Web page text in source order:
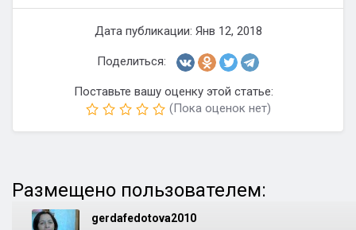
Дата публикации: Янв 12, 2018
Поделиться:
Поставьте вашу оценку этой статье:
(Пока оценок нет)
Размещено пользователем:
gerdafedotova2010